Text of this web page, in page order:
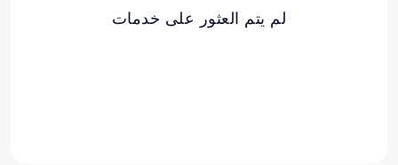
لم يتم العثور على خدمات